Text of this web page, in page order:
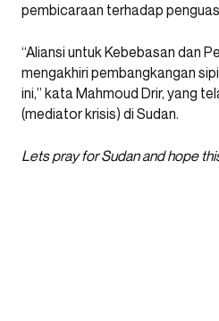
pembicaraan terhadap
“Aliansi untuk Kebebasan dan
mengakhiri pembangkangan
ini,” kata Mahmoud Drir, yang
(mediator krisis) di Sudan.
Lets pray for Sudan and hope